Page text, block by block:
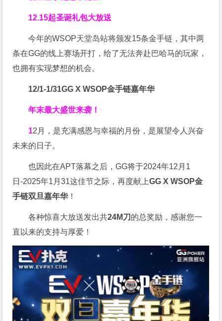
12.15起圣诞礼包大放送
今年的WSOP天堂岛站将颁发15条金手链，其中两
条在GG的线上赛场开打，给了无法奔赴巴哈马的玩家，
也拥有实现梦想的机会。
12/1-1/31GG X WSOP金手链嘉年华
年末最大盛世来袭！
12月，是充满感恩与幸福的月份，是展望令人兴奋
未来的日子。
也因此在APT落幕之后，GG将于2024年12月1
日-2025年1月31这佳节之际，再度献上GG X WSOP金
手链双旦嘉年华！
各种惊喜大放送发出共24M刀 的总奖励，感谢您一
直以来的支持与厚爱！